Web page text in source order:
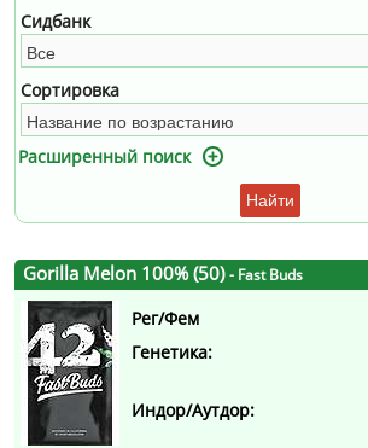
Сидбанк
Сортировка
Расширенный поиск
Найти
Gorilla Melon 100% (50)- Fast Buds
Рег/Фем
Генетика:
Индор/Аутдор: